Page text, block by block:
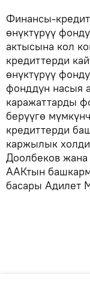
Финансы-
өнүктүрүү
актысына кол
кредиттерди
өнүктүрүү
фонддун насыя
каражаттарды
берүүгө
кредиттерди
каржылык
Доолбеков жана
ААКтын
басары Адилет